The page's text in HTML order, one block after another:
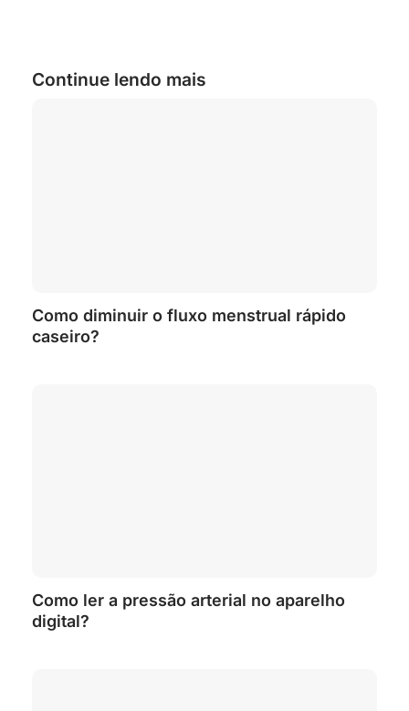
Continue lendo mais
Como diminuir o fluxo menstrual rápido
caseiro?
Como ler a pressão arterial no aparelho
digital?